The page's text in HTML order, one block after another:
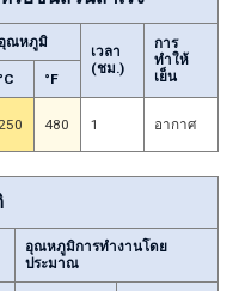
อุณหภูมิ
เวลา
(ชม.)
การ
ทำให้
เย็น
°C °F
250 480 1 อากาศ
อุณหภูมิการทำงานโดย
ประมาณ